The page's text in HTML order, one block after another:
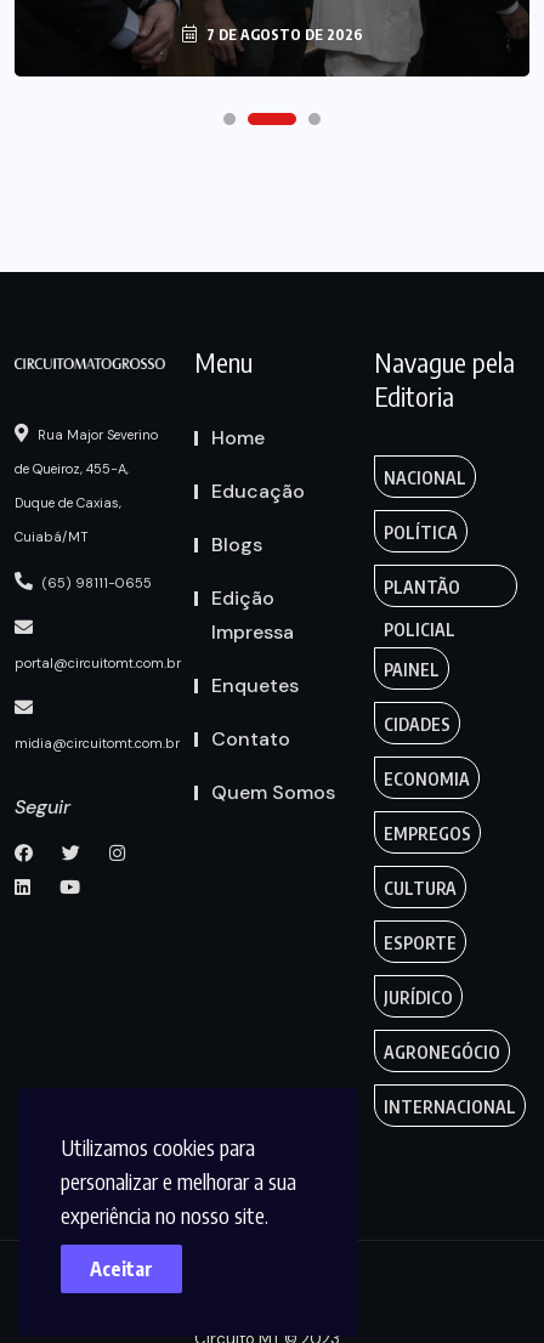
Utilizamos cookies para
personalizar e melhorar a sua
experiência no nosso site.
Aceitar
7 DE AGOSTO DE 2026
Rua Major Severino
de Queiroz, 455-A,
Duque de Caxias,
Cuiabá/MT
(65) 98111-0655
portal@circuitomt.com.br
midia@circuitomt.com.br
Seguir
Menu
Home
Educação
Blogs
Edição
Impressa
Enquetes
Contato
Quem Somos
Navague pela
Editoria
NACIONAL
POLÍTICA
PLANTÃO
POLICIAL
PAINEL
CIDADES
ECONOMIA
EMPREGOS
CULTURA
ESPORTE
JURÍDICO
AGRONEGÓCIO
INTERNACIONAL
Circuito MT © 2023.